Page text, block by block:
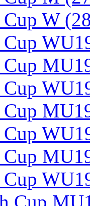
W
Cup